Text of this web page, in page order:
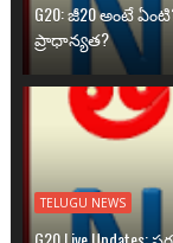
G20: జీ20 అంటే
ప్రాధాన్యత?
TELUGU NEWS